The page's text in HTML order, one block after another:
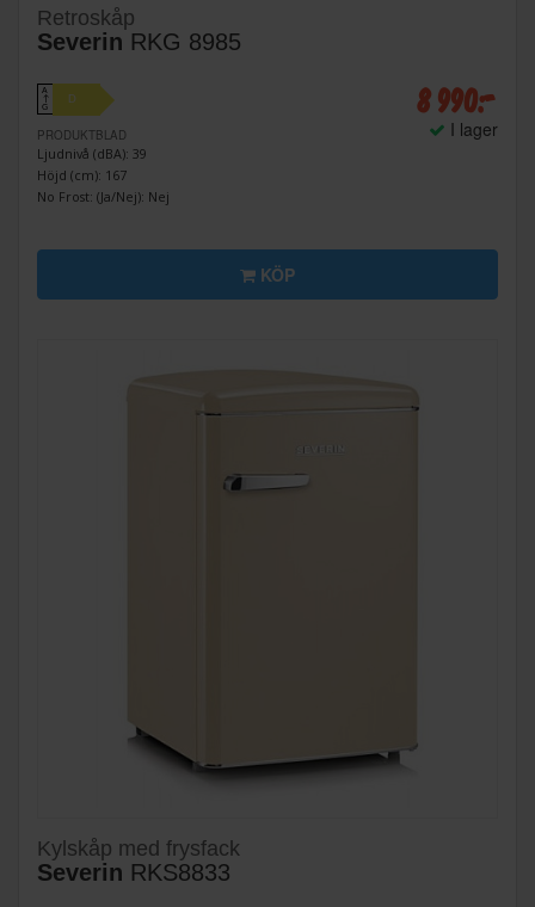
Retroskåp
Severin RKG 8985
A
↑
G
D
PRODUKTBLAD
Ljudnivå (dBA): 39
Höjd (cm): 167
No Frost: (Ja/Nej): Nej
8 990:-
I lager
KÖP
Kylskåp med frysfack
Severin RKS8833